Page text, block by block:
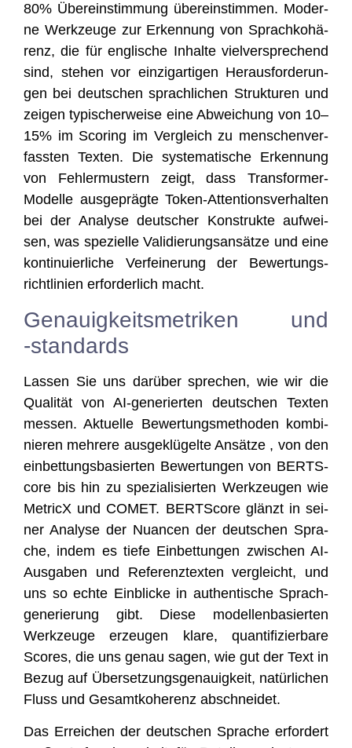
80% Über­ein­stim­mung über­ein­stim­men. Moder­
ne Werk­zeu­ge zur Erken­nung von Sprach­ko­hä­
renz, die für eng­li­sche Inhal­te viel­ver­spre­chend
sind, ste­hen vor ein­zig­ar­ti­gen Her­aus­for­de­run­
gen bei deut­schen sprach­li­chen Struk­tu­ren und
zei­gen typi­scher­wei­se eine Abwei­chung von 10–
15% im Scoring im Ver­gleich zu men­schen­ver­
fass­ten Tex­ten. Die sys­te­ma­ti­sche Erken­nung
von Feh­ler­mus­tern zeigt, dass Trans­for­mer-
Model­le aus­ge­präg­te Token-Atten­ti­ons­ver­hal­ten
bei der Ana­ly­se deut­scher Kon­struk­te auf­wei­
sen, was spe­zi­el­le Vali­die­rungs­an­sät­ze und eine
kon­ti­nu­ier­li­che Ver­fei­ne­rung der Bewer­tungs­
richt­li­ni­en erfor­der­lich macht.
Genauigkeitsmetriken und
‑standards
Las­sen Sie uns dar­über spre­chen, wie wir die
Qua­li­tät von AI-gene­rier­ten deut­schen Tex­ten
mes­sen. Aktu­el­le Bewer­tungs­me­tho­den kom­bi­
nie­ren meh­re­re aus­ge­klü­gel­te Ansät­ze , von den
ein­bet­tungs­ba­sier­ten Bewer­tun­gen von BERTS­
core bis hin zu spe­zia­li­sier­ten Werk­zeu­gen wie
MetricX und COMET. BERTS­core glänzt in sei­
ner Ana­ly­se der Nuan­cen der deut­schen Spra­
che, indem es tie­fe Ein­bet­tun­gen zwi­schen AI-
Aus­ga­ben und Refe­renz­tex­ten ver­gleicht, und
uns so ech­te Ein­bli­cke in authen­ti­sche Sprach­
ge­nerie­rung gibt. Die­se model­len­ba­sier­ten
Werk­zeu­ge erzeu­gen kla­re, quan­ti­fi­zier­ba­re
Scores, die uns genau sagen, wie gut der Text in
Bezug auf Über­set­zungs­ge­nau­ig­keit, natür­li­chen
Fluss und Gesamt­ko­he­renz abschneidet.
Das Errei­chen der deut­schen Spra­che erfor­dert